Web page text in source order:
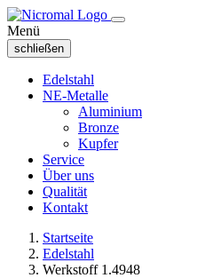
Menü
schließen
Edelstahl
NE-Metalle
Aluminium
Bronze
Kupfer
Service
Über uns
Qualität
Kontakt
Startseite
Edelstahl
Werkstoff 1.4948